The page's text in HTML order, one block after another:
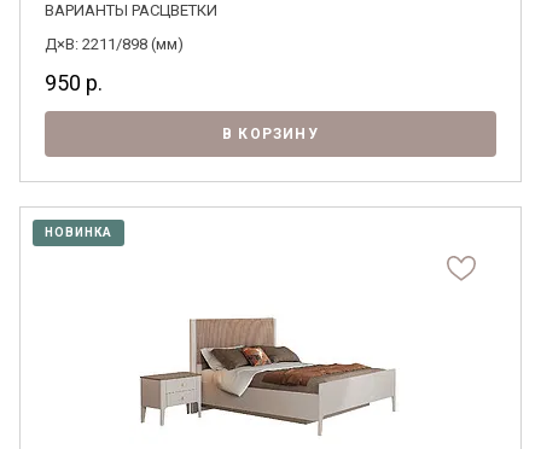
ВАРИАНТЫ РАСЦВЕТКИ
Д×В: 2211/898 (мм)
950 р.
В КОРЗИНУ
НОВИНКА